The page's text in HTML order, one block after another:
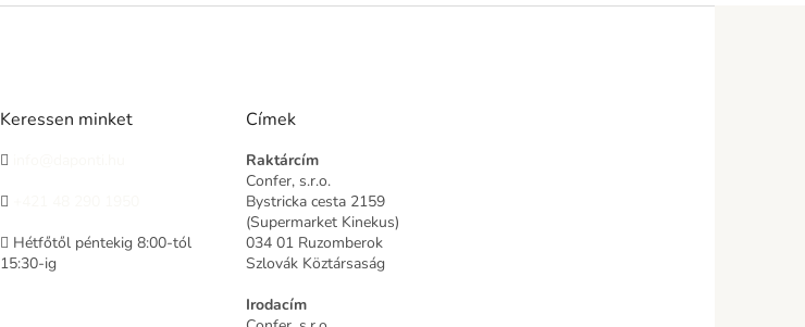
Keressen minket
Hétfőtől péntekig 8:00-tól
15:30-ig
Címek
Raktárcím
Confer, s.r.o.
Bystricka cesta 2159
(Supermarket Kinekus)
034 01 Ruzomberok
Szlovák Köztársaság
Irodacím